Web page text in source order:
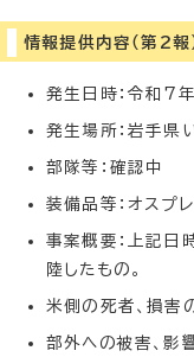
情報提供内容（第2報
発生日時：令和7
発生場所：岩手県
部隊等：確認中
装備品等：オスプレ
事案概要：上記日
陸したもの。
米側の死者、損害
部外への被害、影響